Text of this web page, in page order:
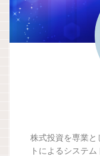
株式投資を専業と
トによるシステ